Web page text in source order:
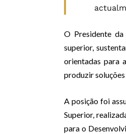
O Presidente
superior,
orientadas para
produzir
A posição foi
Superior,
para o